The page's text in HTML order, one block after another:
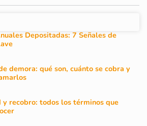
Depositadas: 7 Señales de
demora: qué son, cuánto se cobra y
y recobro: todos los términos que